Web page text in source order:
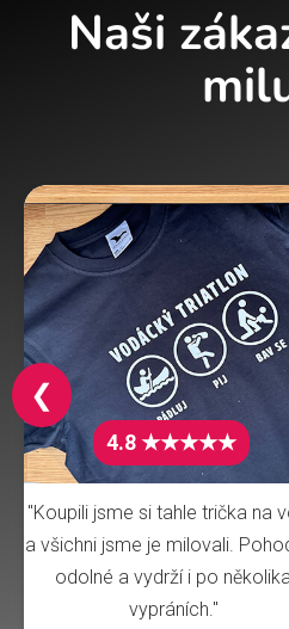
Naši
4.8 ★★★★★
"Koupili jsme si tahle trička na
a všichni jsme je milovali.
odolné a vydrží i po
vypráních."
❮